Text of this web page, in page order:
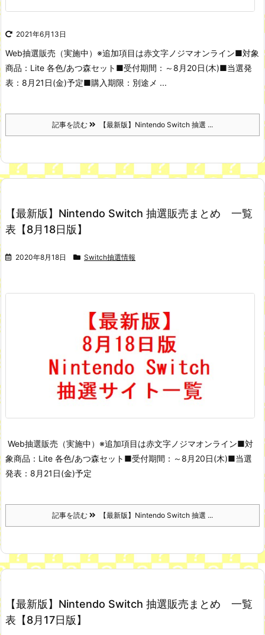
2021年6月13日
Web抽選販売（実施中） ※追加項目は赤文字 ノジマオンライン■対象
商品：Lite 各色/あつ森セット ■受付期間：～8月20日(木)■当選発
表：8月21日(金)予定■購入期限：別途メ ...
記事を読む 【最新版】Nintendo Switch 抽選 ...
【最新版】Nintendo Switch 抽選販売まとめ 一覧
表【8月18日版】
2020年8月18日 Switch抽選情報
Web抽選販売（実施中） ※追加項目は赤文字 ノジマオンライン■対
象商品：Lite 各色/あつ森セット ■受付期間：～8月20日(木)■当選
発表：8月21日(金)予定
記事を読む 【最新版】Nintendo Switch 抽選 ...
【最新版】Nintendo Switch 抽選販売まとめ 一覧
表【8月17日版】